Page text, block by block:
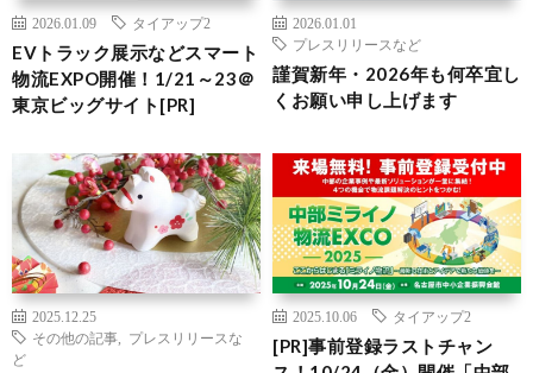
2026.01.09 タイアップ2
EVトラック展示などスマート
物流EXPO開催！1/21～23＠
東京ビッグサイト[PR]
2026.01.01
プレスリリースなど
謹賀新年・2026年も何卒宜し
くお願い申し上げます
2025.12.25
その他の記事
プレスリリースな
ど
2025.10.06 タイアップ2
[PR]事前登録ラストチャン